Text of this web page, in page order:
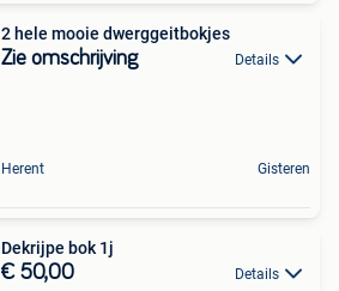
2 hele mooie dwerggeitbokjes
Zie omschrijving Details
Herent Gisteren
Dekrijpe bok 1j
€ 50,00 Details